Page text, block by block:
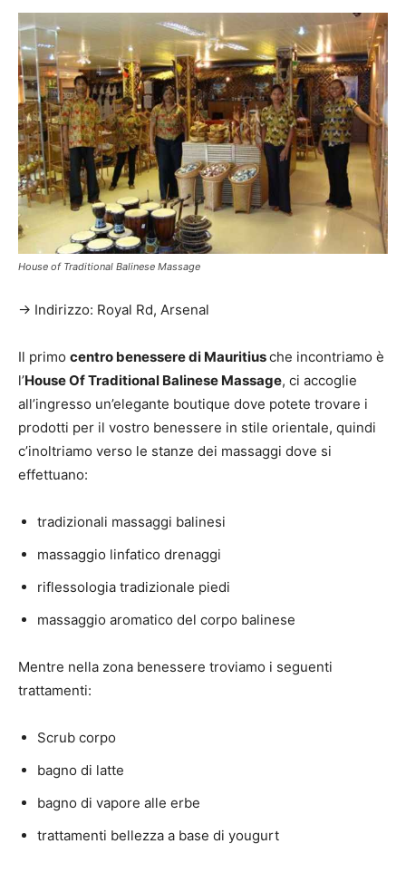
House of Traditional Balinese Massage
→ Indirizzo: Royal Rd, Arsenal
Il primo centro benessere di Mauritiusche incontriamo è
l’House Of Traditional Balinese Massage, ci accoglie
all’ingresso un’elegante boutique dove potete trovare i
prodotti per il vostro benessere in stile orientale, quindi
c’inoltriamo verso le stanze dei massaggi dove si
effettuano:
tradizionali massaggi balinesi
massaggio linfatico drenaggi
riflessologia tradizionale piedi
massaggio aromatico del corpo balinese
Mentre nella zona benessere troviamo i seguenti
trattamenti:
Scrub corpo
bagno di latte
bagno di vapore alle erbe
trattamenti bellezza a base di yougurt